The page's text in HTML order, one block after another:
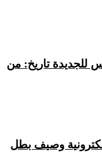
للجديدة تاريخ: من
وصيف بطل